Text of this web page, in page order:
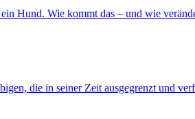
Hund. Wie kommt das – und wie
die in seiner Zeit ausgegrenzt und